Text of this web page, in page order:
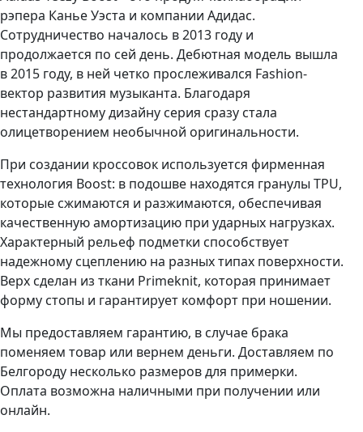
рэпера Канье Уэста и компании Адидас.
Сотрудничество началось в 2013 году и
продолжается по сей день. Дебютная модель вышла
в 2015 году, в ней четко прослеживался Fashion-
вектор развития музыканта. Благодаря
нестандартному дизайну серия сразу стала
олицетворением необычной оригинальности.
При создании кроссовок используется фирменная
технология Boost: в подошве находятся гранулы TPU,
которые сжимаются и разжимаются, обеспечивая
качественную амортизацию при ударных нагрузках.
Характерный рельеф подметки способствует
надежному сцеплению на разных типах поверхности.
Верх сделан из ткани Primeknit, которая принимает
форму стопы и гарантирует комфорт при ношении.
Мы предоставляем гарантию, в случае брака
поменяем товар или вернем деньги. Доставляем по
Белгороду несколько размеров для примерки.
Оплата возможна наличными при получении или
онлайн.